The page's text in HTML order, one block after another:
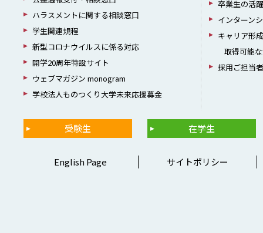
ハラスメントに関する相談窓口
学生関連規程
新型コロナウイルスに係る対応
開学20周年特設サイト
ウェブマガジン monogram
学校法人ものつくり大学未来応援募金
卒業生の活躍
インターン
キャリア形成
取得可能な
採用ご担当
受験生 在学生
English Page サイトポリシー